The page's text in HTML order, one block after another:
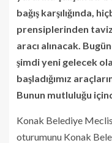
bağış karşılığında,
prensiplerinden taviz
aracı alınacak.
şimdi yeni gelecek
başladığımız
Bunun mutluluğu
Konak Belediye
oturumunu Konak